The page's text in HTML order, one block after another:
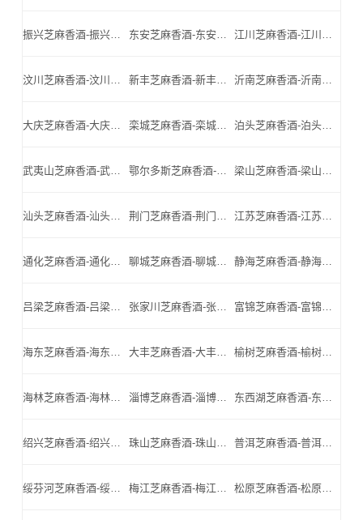
振兴芝麻香酒-振兴名酒-振兴小北门_振兴芝麻香酒厂家 东安芝麻香酒-东安名酒-东安小北门_东安芝麻香酒厂家 江川芝麻香酒-江川名酒-江川小北门_江川芝麻香酒厂家
汶川芝麻香酒-汶川名酒-汶川小北门_汶川芝麻香酒厂家 新丰芝麻香酒-新丰名酒-新丰小北门_新丰芝麻香酒厂家 沂南芝麻香酒-沂南名酒-沂南小北门_沂南芝麻香酒厂家
大庆芝麻香酒-大庆名酒-大庆小北门_大庆芝麻香酒厂家 栾城芝麻香酒-栾城名酒-栾城小北门_栾城芝麻香酒厂家 泊头芝麻香酒-泊头名酒-泊头小北门_泊头芝麻香酒厂家
武夷山芝麻香酒-武夷山名酒-武夷山小北门_武夷山芝麻香酒厂家 鄂尔多斯芝麻香酒-鄂尔多斯名酒-鄂尔多斯小北门_鄂尔多斯芝麻香酒厂家 梁山芝麻香酒-梁山名酒-梁山小北门_梁山芝麻香酒厂家
汕头芝麻香酒-汕头名酒-汕头小北门_汕头芝麻香酒厂家 荆门芝麻香酒-荆门名酒-荆门小北门_荆门芝麻香酒厂家 江苏芝麻香酒-江苏名酒-江苏小北门_江苏芝麻香酒厂家
通化芝麻香酒-通化名酒-通化小北门_通化芝麻香酒厂家 聊城芝麻香酒-聊城名酒-聊城小北门_聊城芝麻香酒厂家 静海芝麻香酒-静海名酒-静海小北门_静海芝麻香酒厂家
吕梁芝麻香酒-吕梁名酒-吕梁小北门_吕梁芝麻香酒厂家 张家川芝麻香酒-张家川名酒-张家川小北门_张家川芝麻香酒厂家 富锦芝麻香酒-富锦名酒-富锦小北门_富锦芝麻香酒厂家
海东芝麻香酒-海东名酒-海东小北门_海东芝麻香酒厂家 大丰芝麻香酒-大丰名酒-大丰小北门_大丰芝麻香酒厂家 榆树芝麻香酒-榆树名酒-榆树小北门_榆树芝麻香酒厂家
海林芝麻香酒-海林名酒-海林小北门_海林芝麻香酒厂家 淄博芝麻香酒-淄博名酒-淄博小北门_淄博芝麻香酒厂家 东西湖芝麻香酒-东西湖名酒-东西湖小北门_东西湖芝麻香酒厂家
绍兴芝麻香酒-绍兴名酒-绍兴小北门_绍兴芝麻香酒厂家 珠山芝麻香酒-珠山名酒-珠山小北门_珠山芝麻香酒厂家 普洱芝麻香酒-普洱名酒-普洱小北门_普洱芝麻香酒厂家
绥芬河芝麻香酒-绥芬河名酒-绥芬河小北门_绥芬河芝麻香酒厂家 梅江芝麻香酒-梅江名酒-梅江小北门_梅江芝麻香酒厂家 松原芝麻香酒-松原名酒-松原小北门_松原芝麻香酒厂家